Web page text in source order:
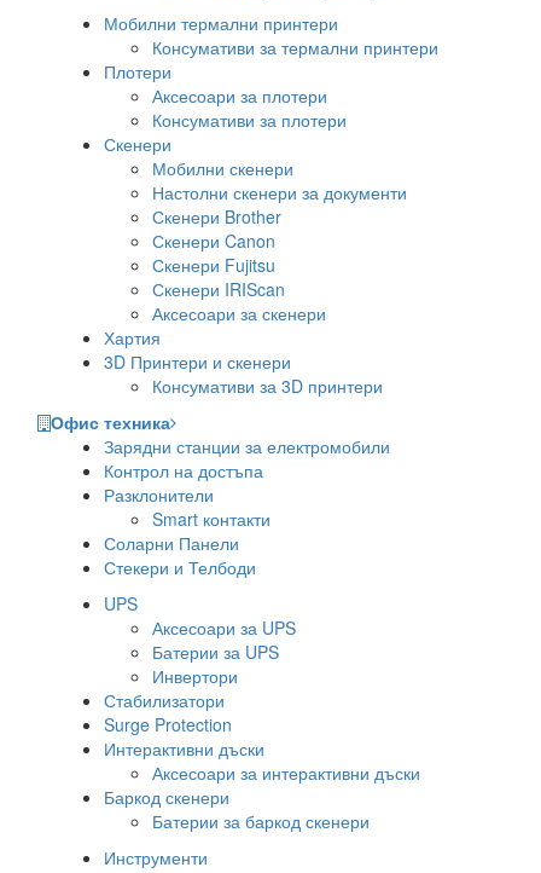
Мобилни термални принтери
Консумативи за термални принтери
Плотери
Аксесоари за плотери
Консумативи за плотери
Скенери
Мобилни скенери
Настолни скенери за документи
Скенери Brother
Скенери Canon
Скенери Fujitsu
Скенери IRIScan
Аксесоари за скенери
Хартия
3D Принтери и скенери
Консумативи за 3D принтери
Офис техника
Зарядни станции за електромобили
Контрол на достъпа
Разклонители
Smart контакти
Соларни Панели
Стекери и Телбоди
UPS
Аксесоари за UPS
Батерии за UPS
Инвертори
Стабилизатори
Surge Protection
Интерактивни дъски
Аксесоари за интерактивни дъски
Баркод скенери
Батерии за баркод скенери
Инструменти